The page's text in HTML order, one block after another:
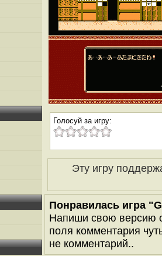
Голосуй за игру:
Эту игру
Понравилась игра
Напиши свою версию
поля комментария
не комментарий..